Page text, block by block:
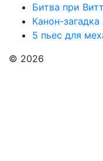
Битва при
Канон-
5 пьес для
© 2026